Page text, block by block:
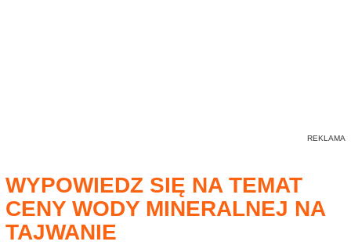
WYPOWIEDZ SIĘ NA TEMAT
CENY WODY MINERALNEJ NA
TAJWANIE